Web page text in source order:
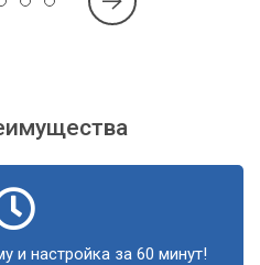
и настройка за 60 минут!